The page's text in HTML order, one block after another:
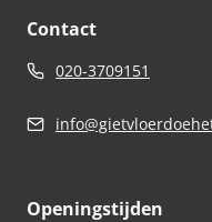
Contact
020-3709151
Openingstijden